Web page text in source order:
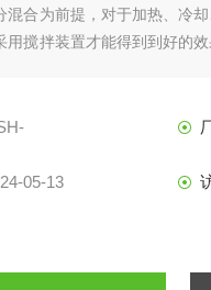
混合为前提，对于加热、冷
用搅拌装置才能得到到好的
05-13